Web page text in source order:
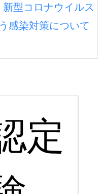
型コロナウイルス
感染対策について
定